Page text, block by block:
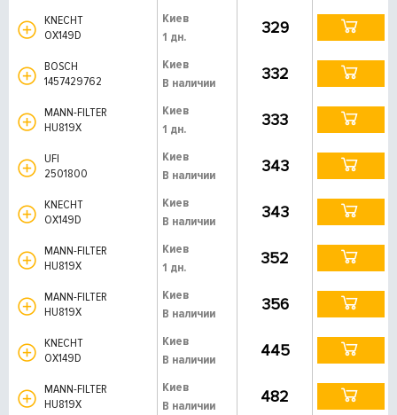
KNECHT
OX149D
Киев
1 дн.
329
BOSCH
1457429762
Киев
В наличии
332
MANN-FILTER
HU819X
Киев
1 дн.
333
UFI
2501800
Киев
В наличии
343
KNECHT
OX149D
Киев
В наличии
343
MANN-FILTER
HU819X
Киев
1 дн.
352
MANN-FILTER
HU819X
Киев
В наличии
356
KNECHT
OX149D
Киев
В наличии
445
MANN-FILTER
HU819X
Киев
В наличии
482